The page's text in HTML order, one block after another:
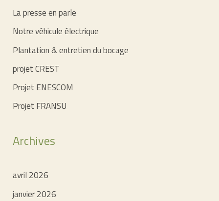
La presse en parle
Notre véhicule électrique
Plantation & entretien du bocage
projet CREST
Projet ENESCOM
Projet FRANSU
Archives
avril 2026
janvier 2026